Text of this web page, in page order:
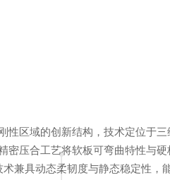
性区域的创新结构，技术定位于
密压合工艺将软板可弯曲特性与
兼具动态柔韧度与静态稳定性，